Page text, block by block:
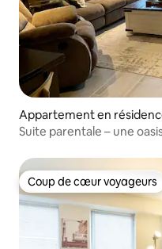
Appartement en
Suite parentale – une
Coup de cœur voyageurs
Coup de cœur voyageurs